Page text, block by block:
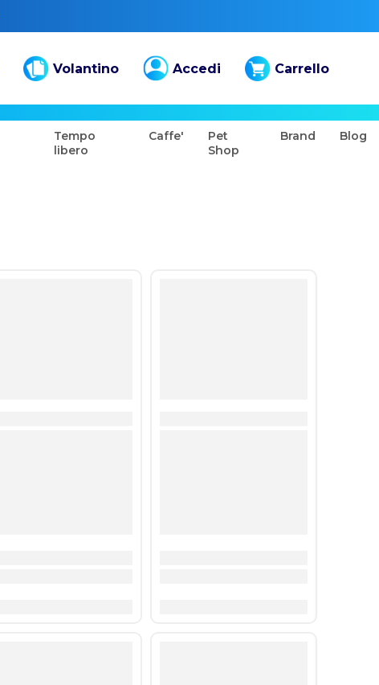
Volantino Accedi Carrello
Tempo
libero
Caffe'
Pet
Shop
Brand Blog